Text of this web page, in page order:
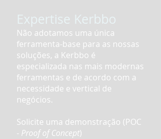
Expertise Kerbbo
Não adotamos uma única
ferramenta-base para as nossas
soluções, a Kerbbo é
especializada nas mais modernas
ferramentas e de acordo com a
necessidade e vertical de
negócios.
Solicite uma demonstração (POC
- Proof of Concept)